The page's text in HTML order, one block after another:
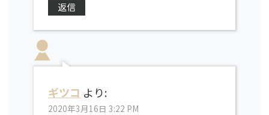
返信
ギツコ より:
2020年3月16日 3:22 PM